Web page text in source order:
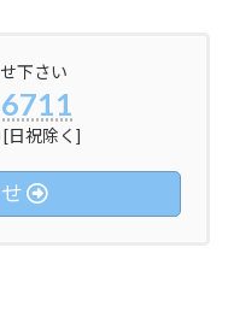
下さい
日祝除く]